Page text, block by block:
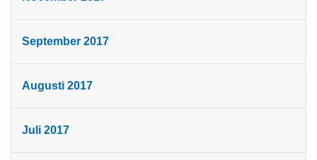
September 2017
Augusti 2017
Juli 2017